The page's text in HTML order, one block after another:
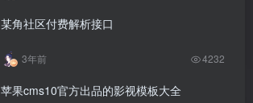
某角社区付费解析接口
3年前 4232
苹果cms10官方出品的影视模板大全